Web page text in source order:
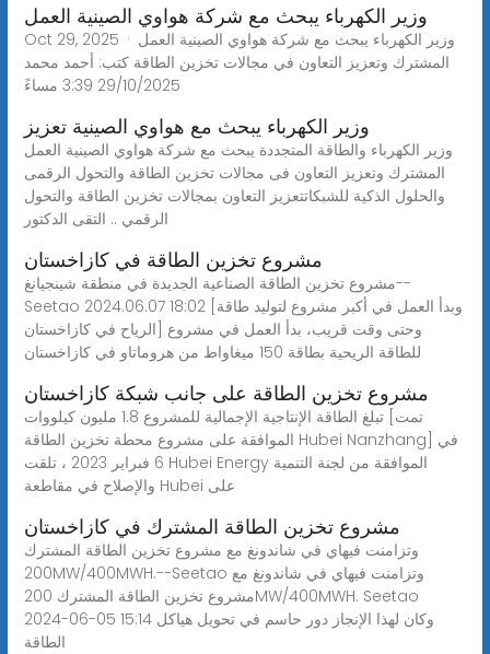
وزير الكهرباء يبحث مع شركة هواوي الصينية العمل
Oct 29, 2025 · وزير الكهرباء يبحث مع شركة هواوي الصينية العمل
المشترك وتعزيز التعاون في مجالات تخزين الطاقة كتب: أحمد محمد
29/10/2025 3:39 مساءً
وزير الكهرباء يبحث مع هواوي الصينية تعزيز
وزير الكهرباء والطاقة المتجددة يبحث مع شركة هواوي الصينية العمل
المشترك وتعزيز التعاون فى مجالات تخزين الطاقة والتحول الرقمى
والحلول الذكية للشبكاتتعزيز التعاون بمجالات تخزين الطاقة والتحول
الرقمي .. التقى الدكتور
مشروع تخزين الطاقة في كازاخستان
مشروع تخزين الطاقة الصناعية الجديدة في منطقة شينجيانغ--
Seetao 2024.06.07 18:02 [وبدأ العمل في أكبر مشروع لتوليد طاقة
الرياح في كازاخستان] وحتى وقت قريب، بدأ العمل في مشروع
للطاقة الريحية بطاقة 150 ميغاواط من هروماتاو في كازاخستان
مشروع تخزين الطاقة على جانب شبكة كازاخستان
تبلغ الطاقة الإنتاجية الإجمالية للمشروع 1.8 مليون كيلووات [تمت
الموافقة على مشروع محطة تخزين الطاقة Hubei Nanzhang] في
6 فبراير 2023 ، تلقت Hubei Energy الموافقة من لجنة التنمية
والإصلاح في مقاطعة Hubei على
مشروع تخزين الطاقة المشترك في كازاخستان
وتزامنت فيهاي في شاندونغ مع مشروع تخزين الطاقة المشترك
200MW/400MWH.--Seetao وتزامنت فيهاي في شاندونغ مع
مشروع تخزين الطاقة المشترك 200MW/400MWH. Seetao
2024-06-05 15:14 وكان لهذا الإنجاز دور حاسم في تحويل هياكل
الطاقة